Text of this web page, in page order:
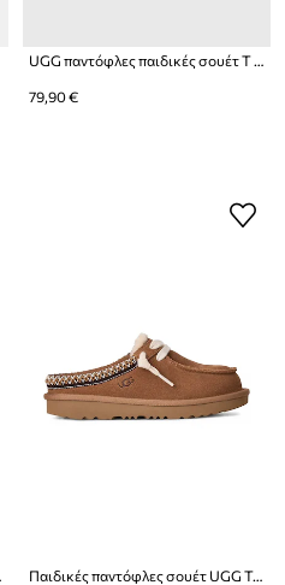
UGG παντόφλες παιδικές σουέτ T TASMAN II
79,90 €
Παιδικές παντόφλες σουέτ UGG TASMAN MULE